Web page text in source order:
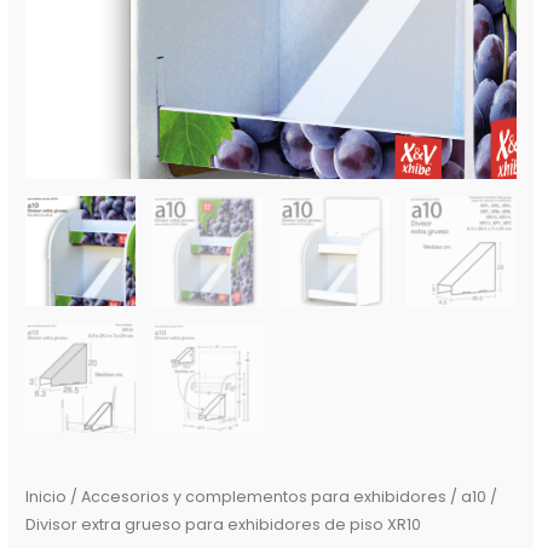
Inicio /Accesorios y complementos para exhibidores / a10 /
Divisor extra grueso para exhibidores de piso XR10